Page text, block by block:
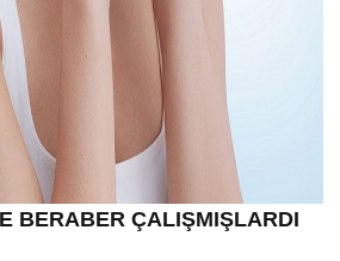
BERABER ÇALIŞMIŞLARDI